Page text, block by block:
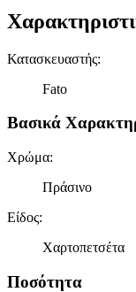
Κατασκευαστής:
Fato
Βασικά
Χρώμα:
Πράσινο
Είδος:
Χαρτοπετσέτα
Ποσότητα